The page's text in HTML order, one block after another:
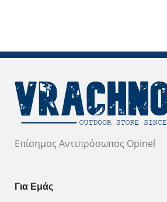
Επίσημος Αντιπρόσωπος Opinel
Για Εμάς